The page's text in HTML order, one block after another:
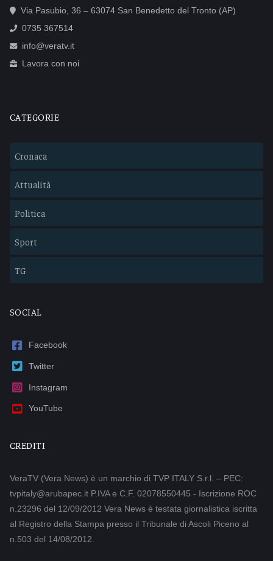
Via Pasubio, 36 – 63074 San Benedetto del Tronto (AP)
0735 367514
info@veratv.it
Lavora con noi
CATEGORIE
Cronaca
Attualità
Politica
Sport
TG
SOCIAL
Facebook
Twitter
Instagram
YouTube
CREDITI
VeraTV (Vera News) è un marchio di TVP ITALY S.r.l. – PEC:
tvpitaly@arubapec.it P.IVA e C.F. 02078550445 - Iscrizione ROC
n.23296 del 12/09/2012 Vera News è testata giornalistica iscritta
al Registro della Stampa presso il Tribunale di Ascoli Piceno al
n.503 del 14/08/2012.